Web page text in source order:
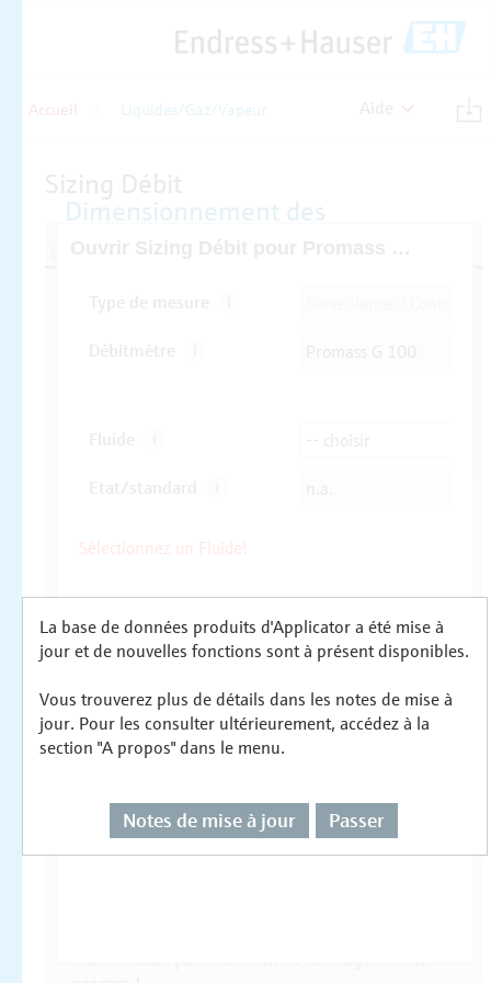
Accueil Liquides/Gaz/Vapeur
La base de données produits d'Applicator a été mise à
jour et de nouvelles fonctions sont à présent disponibles.
Vous trouverez plus de détails dans les notes de mise à
jour. Pour les consulter ultérieurement, accédez à la
section "A propos" dans le menu.
Notes de mise à jour Passer